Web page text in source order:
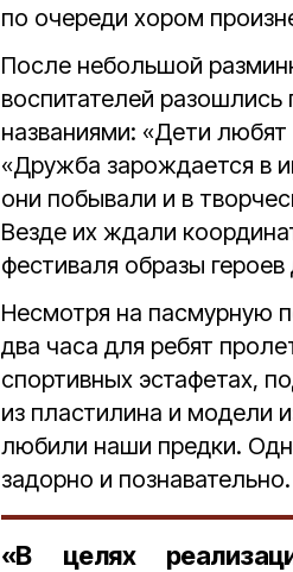
по очереди хором
После небольшой
воспитателей
названиями: «Дети
«Дружба зарождается в
они побывали и в
Везде их ждали
фестиваля образы
Несмотря на пасмурную
два часа для ребят
спортивных эстафетах,
из пластилина и модели
любили наши предки.
задорно и познавательно.
«В целях